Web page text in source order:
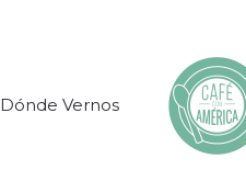
Dónde Vernos